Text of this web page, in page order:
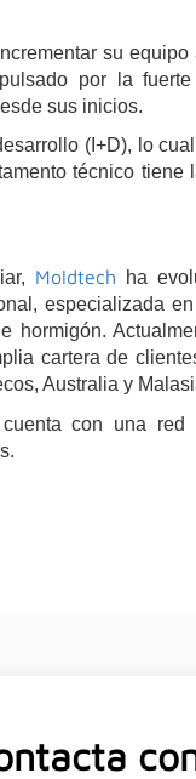
su
por la
sus inicios.
(I+D), lo
técnico tiene
Moldtech ha
especializada
hormigón.
cartera de
Australia y
cuenta con una